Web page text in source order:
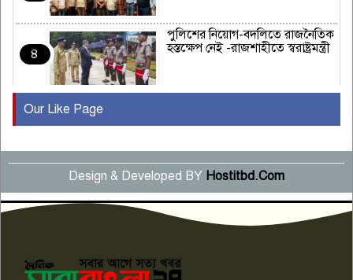
৪
পুলিশের নিয়োগ-বদলিতে রাজনৈতিক
হস্তক্ষেপ নেই -রাজশাহীতে স্বরাষ্ট্রমন্ত্রী
৫
বছর পূর্তি উদযাপন
৬
সংবাদ সম্মেলনে অভিযোগ অস্বীকার
উদ্দেশ্য প্রণোদিত সংবাদ প্রকাশের
প্রতিবাদ নাজির হাসানের
৭
কেটে ঘরে ঢুকে স্কুল শিক্ষিকাকে হত্যা
Our Like Page
Design & Developed BY Hostitbd.Com